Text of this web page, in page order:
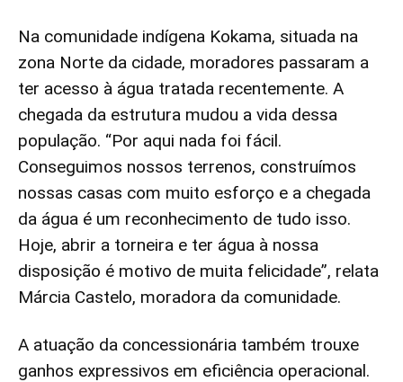
Na comunidade indígena Kokama, situada na
zona Norte da cidade, moradores passaram a
ter acesso à água tratada recentemente. A
chegada da estrutura mudou a vida dessa
população. “Por aqui nada foi fácil.
Conseguimos nossos terrenos, construímos
nossas casas com muito esforço e a chegada
da água é um reconhecimento de tudo isso.
Hoje, abrir a torneira e ter água à nossa
disposição é motivo de muita felicidade”, relata
Márcia Castelo, moradora da comunidade.
A atuação da concessionária também trouxe
ganhos expressivos em eficiência operacional.